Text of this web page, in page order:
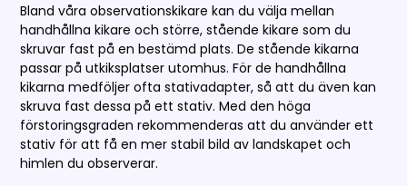
Bland våra observationskikare kan du välja mellan
handhållna kikare och större, stående kikare som du
skruvar fast på en bestämd plats. De stående kikarna
passar på utkiksplatser utomhus. För de handhållna
kikarna medföljer ofta stativadapter, så att du även kan
skruva fast dessa på ett stativ. Med den höga
förstoringsgraden rekommenderas att du använder ett
stativ för att få en mer stabil bild av landskapet och
himlen du observerar.